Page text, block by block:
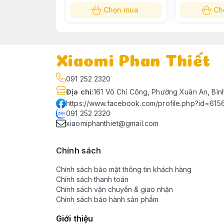
một cách dễ dàng. Máy lọc không khí
Màng lọc của máy lọc Mi 4 Compact kết
bỏ 99.97% các hạt trong không khí nhỏ
nhựa nhỏ nhất.
Chọn mua
Xiaomi Phan Thiết
091 252 2320
Địa chỉ:161 Võ Chí Công, Phường Xuân An,
https://www.facebook.com/
091 252 2320
xiaomiphanthiet@gmail.com
Chính sách
Chính sách bảo mật thông tin khách hàng
Chính sách thanh toán
Chính sách vận chuyển & giao nhận
Chính sách bảo hành sản phẩm
Giới thiệu